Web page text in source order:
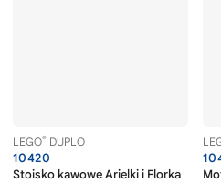
LEGO® DUPLO
10420
Stoisko kawowe Arielki i Florka